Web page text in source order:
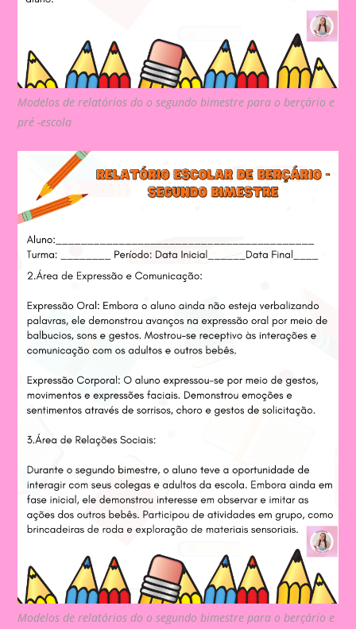
Modelos de relatórios do o segundo bimestre para o berçário e
pré -escola
Modelos de relatórios do o segundo bimestre para o berçário e